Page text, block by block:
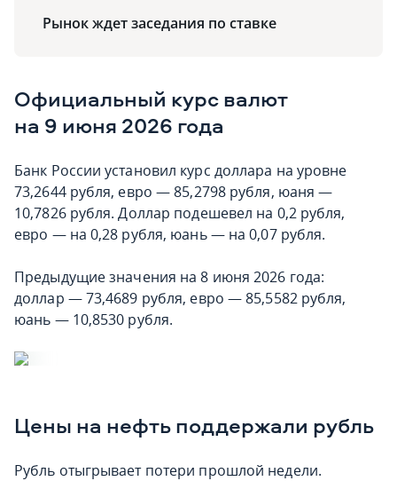
Рынок ждет заседания по ставке
Официальный курс валют
на 9 июня 2026 года
Банк России установил курс доллара на уровне
73,2644 рубля, евро — 85,2798 рубля, юаня —
10,7826 рубля. Доллар подешевел на 0,2 рубля,
евро — на 0,28 рубля, юань — на 0,07 рубля.
Предыдущие значения на 8 июня 2026 года:
доллар — 73,4689 рубля, евро — 85,5582 рубля,
юань — 10,8530 рубля.
Цены на нефть поддержали рубль
Рубль отыгрывает потери прошлой недели.